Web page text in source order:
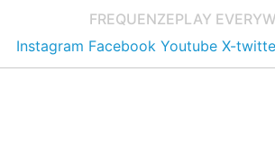
FREQUENZEPLAY
Instagram Facebook Youtube X-